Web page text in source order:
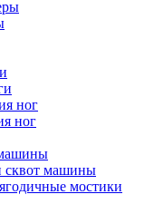
ног
ног
сквот машины
мостики